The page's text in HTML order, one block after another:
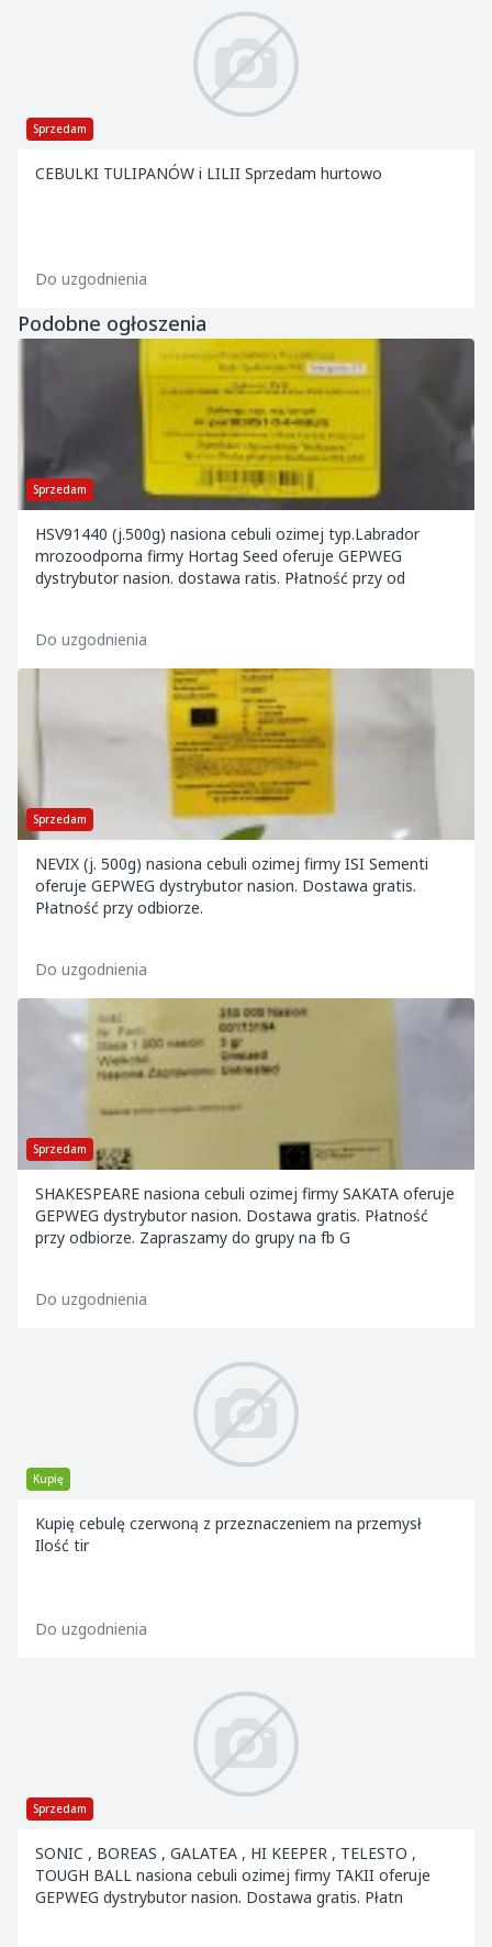
Sprzedam
CEBULKI TULIPANÓW i LILII Sprzedam hurtowo
Do uzgodnienia
Podobne ogłoszenia
Sprzedam
HSV91440 (j.500g) nasiona cebuli ozimej typ.Labrador
mrozoodporna firmy Hortag Seed oferuje GEPWEG
dystrybutor nasion. dostawa ratis. Płatność przy od
Do uzgodnienia
Sprzedam
NEVIX (j. 500g) nasiona cebuli ozimej firmy ISI Sementi
oferuje GEPWEG dystrybutor nasion. Dostawa gratis.
Płatność przy odbiorze.
Do uzgodnienia
Sprzedam
SHAKESPEARE nasiona cebuli ozimej firmy SAKATA oferuje
GEPWEG dystrybutor nasion. Dostawa gratis. Płatność
przy odbiorze. Zapraszamy do grupy na fb G
Do uzgodnienia
Kupię
Kupię cebulę czerwoną z przeznaczeniem na przemysł
Ilość tir
Do uzgodnienia
Sprzedam
SONIC , BOREAS , GALATEA , HI KEEPER , TELESTO ,
TOUGH BALL nasiona cebuli ozimej firmy TAKII oferuje
GEPWEG dystrybutor nasion. Dostawa gratis. Płatn